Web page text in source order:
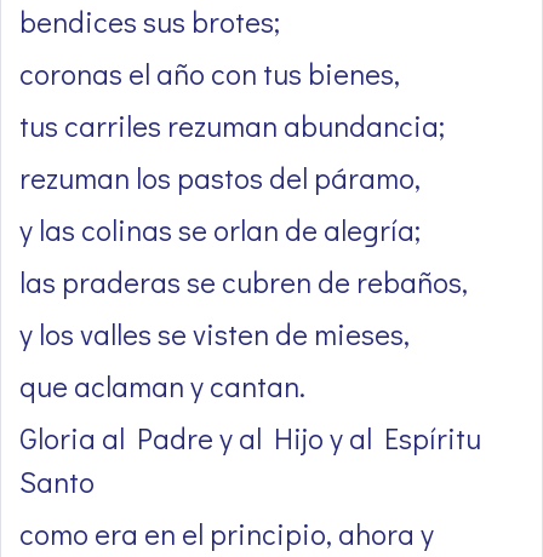
bendices sus brotes;
coronas el año con tus bienes,
tus carriles rezuman abundancia;
rezuman los pastos del páramo,
y las colinas se orlan de alegría;
las praderas se cubren de rebaños,
y los valles se visten de mieses,
que aclaman y cantan.
Gloria al Padre y al Hijo y al Espíritu
Santo
como era en el principio, ahora y